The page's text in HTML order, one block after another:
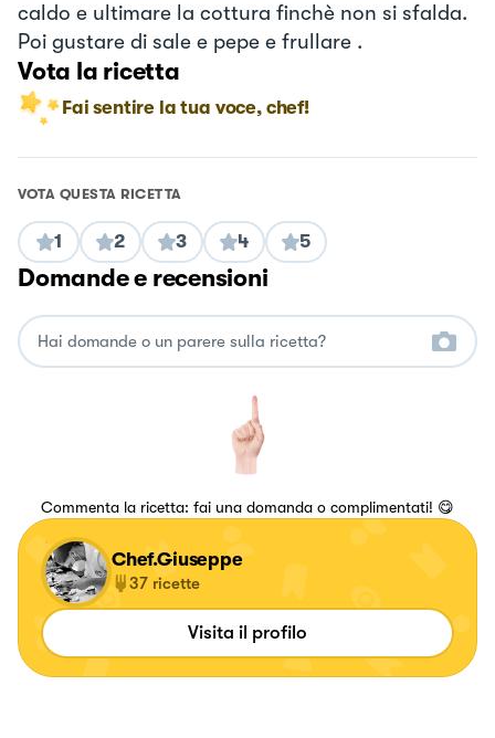
caldo e ultimare la cottura finchè non si sfalda.
Poi gustare di sale e pepe e frullare .
Vota la ricetta
Fai sentire la tua voce, chef!
VOTA QUESTA RICETTA
1 2 3 4 5
Domande e recensioni
Commenta la ricetta: fai una domanda o complimentati! 😋
Chef.Giuseppe
37 ricette
Visita il profilo